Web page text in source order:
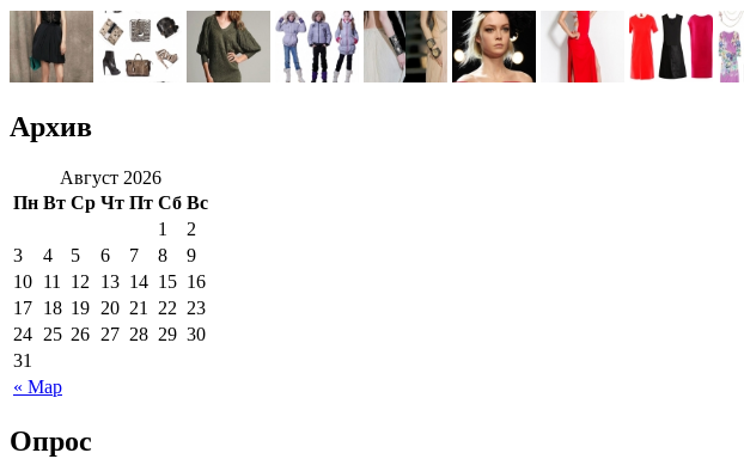
Архив
Август 2026
Пн Вт Ср Чт Пт Сб Вс
« Мар
1
2
3
4 5 6 7 8
9
10 11 12 13 14 15 16
17 18 19 20 21 22 23
24 25 26 27 28 29 30
31
Опрос